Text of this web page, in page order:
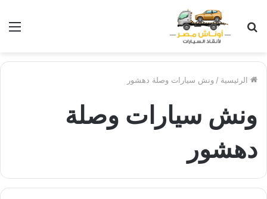
الرئيسية / ونش سيارات وصلة دهشور
ونش سيارات وصلة
دهشور